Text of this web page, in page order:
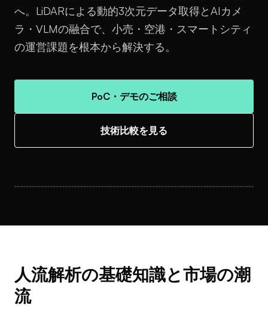
へ。LiDARによる動的3次元データ取得とAIカメ
ラ・VLMの融合で、小売・空港・スマートシティ
の運営課題を根本から解決する。
PoC・デモのご相談
技術比較を見る
人流解析の基礎知識と市場の潮
流